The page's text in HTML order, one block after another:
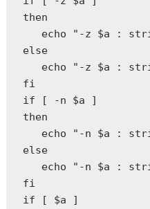
then
echo "-z $a :
else
echo "-z $a :
fi
if [ -n $a ]
then
echo "-n $a :
else
echo "-n $a :
fi
if [ $a ]